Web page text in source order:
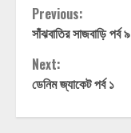
Continue
Reading
Previous:
সাঁঝবাতির সাজবাড়ি পর্ব ৯
Next:
ডেনিম জ্যাকেট পর্ব ১